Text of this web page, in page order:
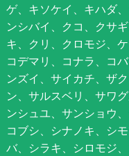
ゲ、キソケイ、キハダ
ンシバイ、クコ、クサ
キ、クリ、クロモジ、
コデマリ、コナラ、コ
ンズイ、サイカチ、ザ
ン、サルスベリ、サワ
ンシュユ、サンショウ
コブシ、シナノキ、シ
バ、シラキ、シロモジ